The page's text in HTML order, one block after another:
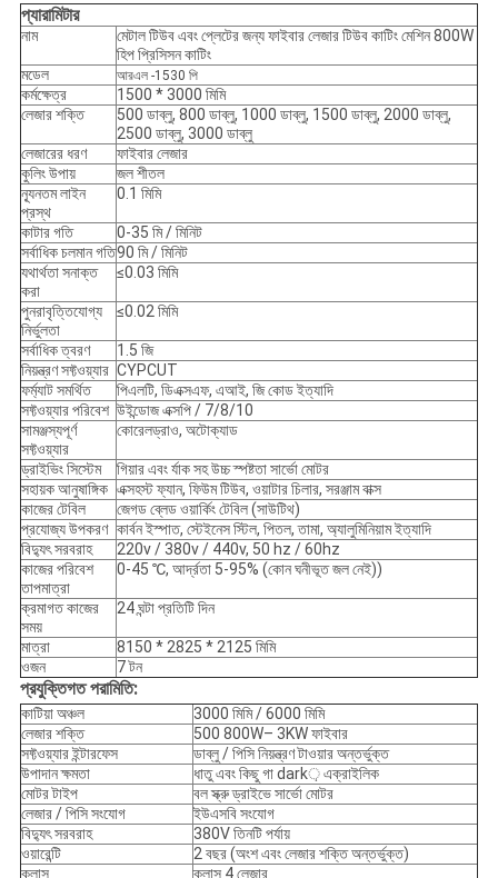
প্যারামিটার
নাম
মেটাল টিউব এবং প্লেটের জন্য ফাইবার লেজার টিউব কাটিং মেশিন 800W
হিপ প্রিসিসন কাটিং
মডেল
আরএল -1530 পি
কর্মক্ষেত্র
1500 * 3000 মিমি
লেজার শক্তি
500 ডাব্লু, 800 ডাব্লু, 1000 ডাব্লু, 1500 ডাব্লু, 2000 ডাব্লু,
2500 ডাব্লু, 3000 ডাব্লু
লেজারের ধরণ
ফাইবার লেজার
কুলিং উপায়
জল শীতল
ন্যূনতম লাইন
প্রস্থ
0.1 মিমি
কাটার গতি
0-35 মি / মিনিট
সর্বাধিক চলমান গতি90 মি / মিনিট
যথার্থতা সনাক্ত
করা
≤0.03 মিমি
পুনরাবৃত্তিযোগ্য
নির্ভুলতা
≤0.02 মিমি
সর্বাধিক ত্বরণ
1.5 জি
নিয়ন্ত্রণ সফ্টওয়্যার CYPCUT
ফর্ম্যাট সমর্থিত
পিএলটি, ডিএক্সএফ, এআই, জি কোড ইত্যাদি
সফ্টওয়্যার পরিবেশ উইন্ডোজ এক্সপি / 7/8/10
সামঞ্জস্যপূর্ণ
সফ্টওয়্যার
কোরেলড্রাও, অটোক্যাড
ড্রাইভিং সিস্টেম
গিয়ার এবং র্যাক সহ উচ্চ স্পষ্টতা সার্ভো মোটর
সহায়ক আনুষাঙ্গিক এক্সহস্ট ফ্যান, ফিউম টিউব, ওয়াটার চিলার, সরঞ্জাম বাক্স
কাজের টেবিল
জেগড ব্লেড ওয়ার্কিং টেবিল (সাউটিথ)
প্রযোজ্য উপকরণ কার্বন ইস্পাত, স্টেইনেস স্টিল, পিতল, তামা, অ্যালুমিনিয়াম ইত্যাদি
বিদ্যুৎ সরবরাহ
220v / 380v / 440v, 50 hz / 60hz
কাজের পরিবেশ
তাপমাত্রা
0-45 ℃, আর্দ্রতা 5-95% (কোন ঘনীভূত জল নেই))
ক্রমাগত কাজের
সময়
24 ঘন্টা প্রতিটি দিন
মাত্রা
8150 * 2825 * 2125 মিমি
ওজন
7 টন
প্রযুক্তিগত পরামিতি:
কাটিয়া অঞ্চল
3000 মিমি / 6000 মিমি
লেজার শক্তি
500 800W– 3KW ফাইবার
সফ্টওয়্যার ইন্টারফেস
ডাব্লু / পিসি নিয়ন্ত্রণ টাওয়ার অন্তর্ভুক্ত
উপাদান ক্ষমতা
ধাতু এবং কিছু গা dark় এক্রাইলিক
মোটর টাইপ
বল স্ক্রু ড্রাইভে সার্ভো মোটর
লেজার / পিসি সংযোগ
ইউএসবি সংযোগ
বিদ্যুৎ সরবরাহ
380V তিনটি পর্যায়
ওয়ারেন্টি
2 বছর (অংশ এবং লেজার শক্তি অন্তর্ভুক্ত)
ক্লাস
ক্লাস 4 লেজার